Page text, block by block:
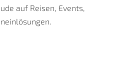
auf Reisen, Events,